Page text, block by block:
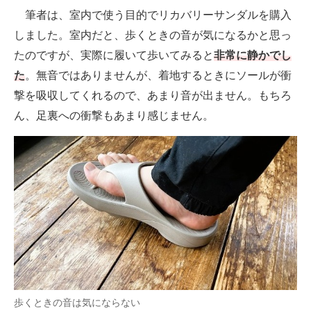
筆者は、室内で使う目的でリカバリーサンダルを購入
しました。室内だと、歩くときの音が気になるかと思っ
たのですが、実際に履いて歩いてみると非常に静かでし
た。無音ではありませんが、着地するときにソールが衝
撃を吸収してくれるので、あまり音が出ません。もちろ
ん、足裏への衝撃もあまり感じません。
歩くときの音は気にならない